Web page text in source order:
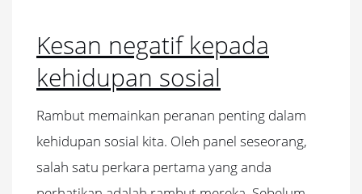
Kesan negatif kepada
kehidupan sosial
Rambut memainkan peranan penting dalam
kehidupan sosial kita. Oleh panel seseorang,
salah satu perkara pertama yang anda